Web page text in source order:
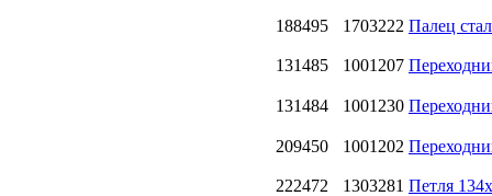
188495 1703222 Палец
131485 1001207
131484 1001230
209450 1001202
222472 1303281 Петля